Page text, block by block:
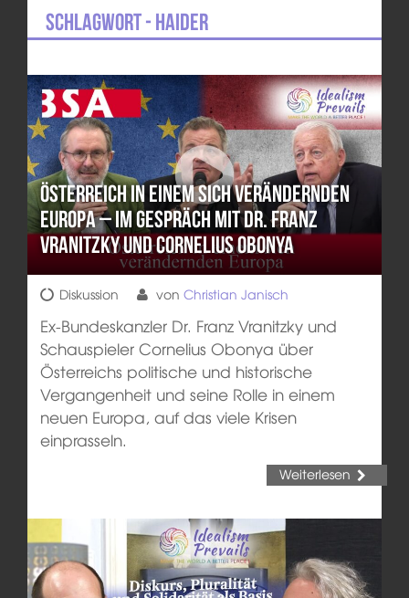
Schlagwort - Haider
Österreich in einem sich verändernden
Europa – Im Gespräch mit Dr. Franz
Vranitzky und Cornelius Obonya
Diskussion von Christian Janisch
Ex-Bundeskanzler Dr. Franz Vranitzky und
Schauspieler Cornelius Obonya über
Österreichs politische und historische
Vergangenheit und seine Rolle in einem
neuen Europa, auf das viele Krisen
einprasseln.
Weiterlesen